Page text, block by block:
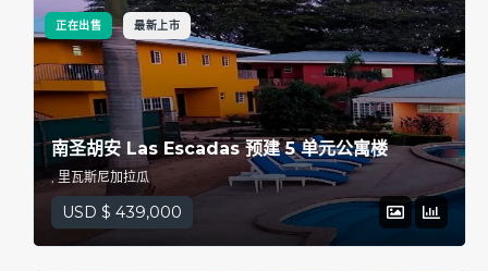
正在出售 最新上市
南圣胡安 Las Escadas 预建 5 单元公寓楼
, 里瓦斯尼加拉瓜
USD $ 439,000